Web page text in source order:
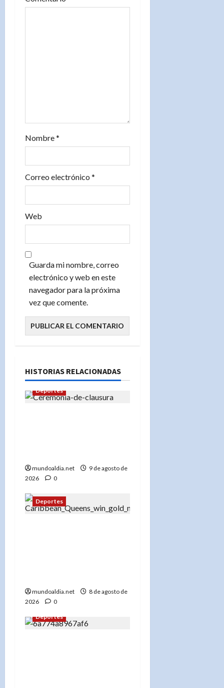
a
d
a
s
Nombre*
Correo electrónico *
Web
Guarda mi nombre, correo
electrónico y web en este
navegador para la próxima
vez que comente.
HISTORIAS RELACIONADAS
Deportes
mundoaldia.net
9 de agosto de
2026
0
Deportes
mundoaldia.net
8 de agosto de
2026
0
Deportes